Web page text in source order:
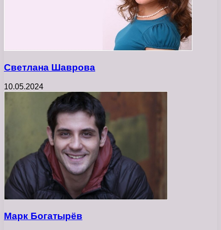
Светлана Шаврова
10.05.2024
Марк Богатырёв